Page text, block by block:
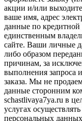
акции и/или
ваше имя, адрес
данные по кредитной
единственным
сайте. Ваши личные
либо образом
причинам, за
выполнения запроса
заказа. Мы не
данные сторонним
schastlivaya7ya.ru в
услугах
персональных